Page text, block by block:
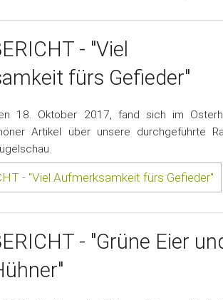
- "Viel
fürs Gefieder"
18. Oktober 2017, fand sich im
Artikel über unsere durchgeführte
- "Viel Aufmerksamkeit fürs Gefieder"
- "Grüne Eier